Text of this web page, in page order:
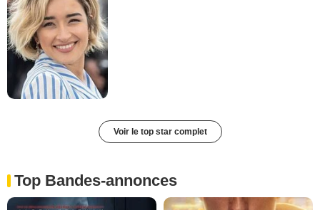
Voir le top star complet
Top Bandes-annonces